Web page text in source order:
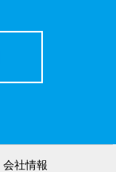
会社情報